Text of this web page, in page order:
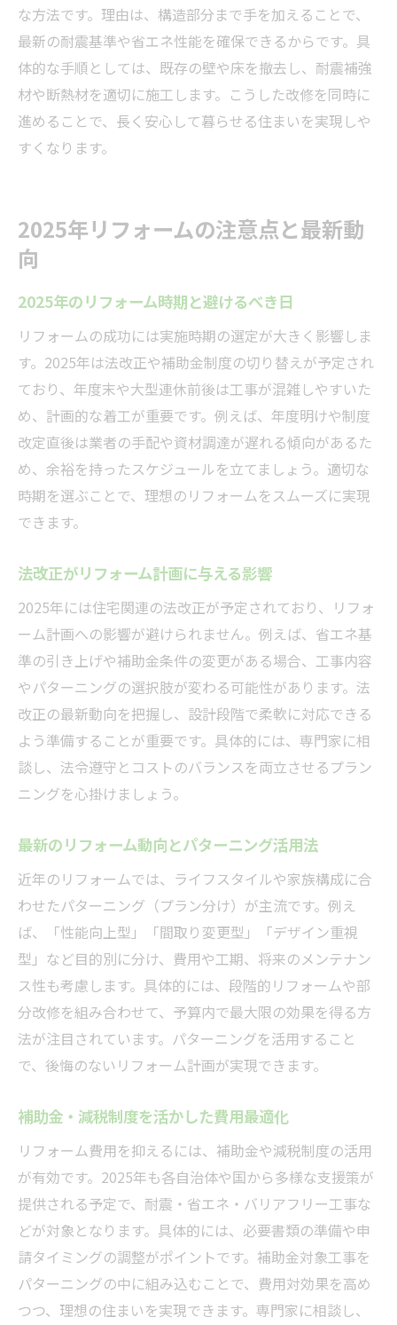
な方法です。理由は、構造部分まで手を加えることで、
最新の耐震基準や省エネ性能を確保できるからです。具
体的な手順としては、既存の壁や床を撤去し、耐震補強
材や断熱材を適切に施工します。こうした改修を同時に
進めることで、長く安心して暮らせる住まいを実現しや
すくなります。
2025年リフォームの注意点と最新動
向
2025年のリフォーム時期と避けるべき日
リフォームの成功には実施時期の選定が大きく影響しま
す。2025年は法改正や補助金制度の切り替えが予定され
ており、年度末や大型連休前後は工事が混雑しやすいた
め、計画的な着工が重要です。例えば、年度明けや制度
改定直後は業者の手配や資材調達が遅れる傾向があるた
め、余裕を持ったスケジュールを立てましょう。適切な
時期を選ぶことで、理想のリフォームをスムーズに実現
できます。
法改正がリフォーム計画に与える影響
2025年には住宅関連の法改正が予定されており、リフォ
ーム計画への影響が避けられません。例えば、省エネ基
準の引き上げや補助金条件の変更がある場合、工事内容
やパターニングの選択肢が変わる可能性があります。法
改正の最新動向を把握し、設計段階で柔軟に対応できる
よう準備することが重要です。具体的には、専門家に相
談し、法令遵守とコストのバランスを両立させるプラン
ニングを心掛けましょう。
最新のリフォーム動向とパターニング活用法
近年のリフォームでは、ライフスタイルや家族構成に合
わせたパターニング（プラン分け）が主流です。例え
ば、「性能向上型」「間取り変更型」「デザイン重視
型」など目的別に分け、費用や工期、将来のメンテナン
ス性も考慮します。具体的には、段階的リフォームや部
分改修を組み合わせて、予算内で最大限の効果を得る方
法が注目されています。パターニングを活用すること
で、後悔のないリフォーム計画が実現できます。
補助金・減税制度を活かした費用最適化
リフォーム費用を抑えるには、補助金や減税制度の活用
が有効です。2025年も各自治体や国から多様な支援策が
提供される予定で、耐震・省エネ・バリアフリー工事な
どが対象となります。具体的には、必要書類の準備や申
請タイミングの調整がポイントです。補助金対象工事を
パターニングの中に組み込むことで、費用対効果を高め
つつ、理想の住まいを実現できます。専門家に相談し、